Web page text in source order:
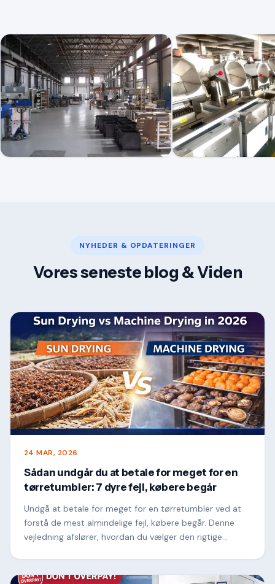
NYHEDER & OPDATERINGER
Vores seneste blog & Viden
24 MAR, 2026
Sådan undgår du at betale for meget for en
tørretumbler: 7 dyre fejl, købere begår
Undgå at betale for meget for en tørretumbler ved at
forstå de mest almindelige fejl, købere begår. Denne
vejledning afslører, hvordan du vælger den rigtige
foretage en smartere investering og maksimere din